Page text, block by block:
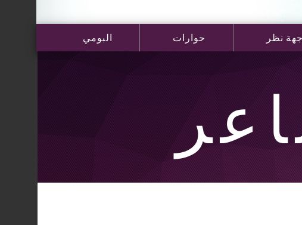
نظر حوارات البومي